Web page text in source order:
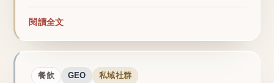
閱讀全文
餐飲 GEO 私域社群